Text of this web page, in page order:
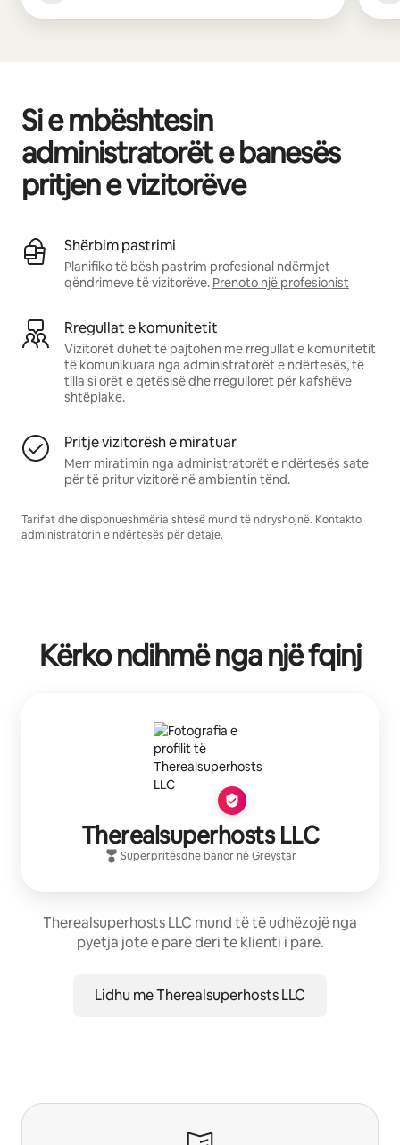
Si e mbështesin
administratorët e banesës
pritjen e vizitorëve
Shërbim pastrimi
Planifiko të bësh pastrim profesional ndërmjet
qëndrimeve të vizitorëve. Prenoto një profesionist
Rregullat e komunitetit
Vizitorët duhet të pajtohen me rregullat e komunitetit
të komunikuara nga administratorët e ndërtesës, të
tilla si orët e qetësisë dhe rregulloret për kafshëve
shtëpiake.
Pritje vizitorësh e miratuar
Merr miratimin nga administratorët e ndërtesës sate
për të pritur vizitorë në ambientin tënd.
Tarifat dhe disponueshmëria shtesë mund të ndryshojnë. Kontakto
administratorin e ndërtesës për detaje.
Kërko ndihmë nga një fqinj
Therealsuperhosts LLC
Superpritësdhe banor nëGreystar
Therealsuperhosts LLC mund të të udhëzojë nga
pyetja jote e parë deri te klienti i parë.
Lidhu me Therealsuperhosts LLC